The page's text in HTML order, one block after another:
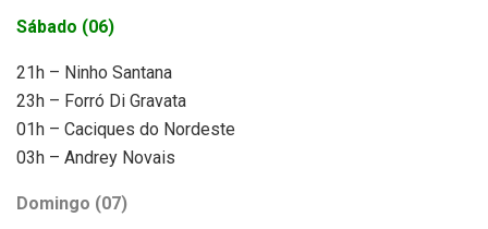
Sábado (06)
21h – Ninho Santana
23h – Forró Di Gravata
01h – Caciques do Nordeste
03h – Andrey Novais
Domingo (07)